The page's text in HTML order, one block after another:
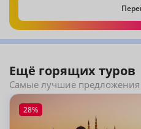
Ещё горящих туров
Самые лучшие предложения
28%